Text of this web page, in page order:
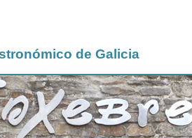
de Galicia